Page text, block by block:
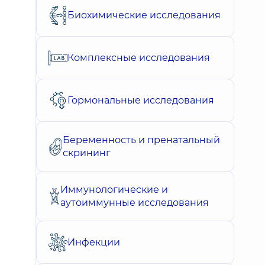
Биохимические исследования
Комплексные исследования
Гормональные исследования
Беременность и пренатальный
скрининг
Иммунологические и
аутоиммунные исследования
Инфекции